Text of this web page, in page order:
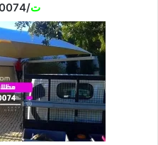
ت/0553770074